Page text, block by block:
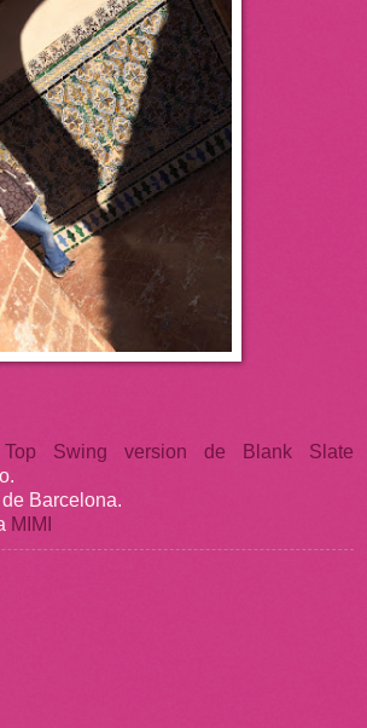
Top Swing version de Blank Slate
Barcelona.
MIMI